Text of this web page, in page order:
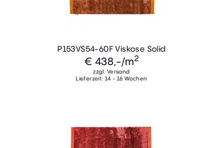
P153VS54-60F Viskose Solid
€ 438,-/m2
zzgl. Versand
Lieferzeit: 14 - 16 Wochen